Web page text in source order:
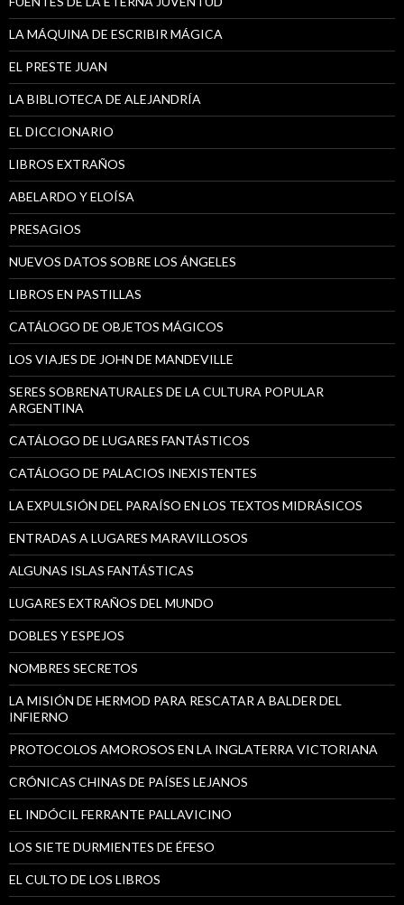
LA MÁQUINA DE ESCRIBIR MÁGICA
EL PRESTE JUAN
LA BIBLIOTECA DE ALEJANDRÍA
EL DICCIONARIO
LIBROS EXTRAÑOS
ABELARDO Y ELOÍSA
PRESAGIOS
NUEVOS DATOS SOBRE LOS ÁNGELES
LIBROS EN PASTILLAS
CATÁLOGO DE OBJETOS MÁGICOS
LOS VIAJES DE JOHN DE MANDEVILLE
SERES SOBRENATURALES DE LA CULTURA POPULAR
ARGENTINA
CATÁLOGO DE LUGARES FANTÁSTICOS
CATÁLOGO DE PALACIOS INEXISTENTES
LA EXPULSIÓN DEL PARAÍSO EN LOS TEXTOS MIDRÁSICOS
ENTRADAS A LUGARES MARAVILLOSOS
ALGUNAS ISLAS FANTÁSTICAS
LUGARES EXTRAÑOS DEL MUNDO
DOBLES Y ESPEJOS
NOMBRES SECRETOS
LA MISIÓN DE HERMOD PARA RESCATAR A BALDER DEL
INFIERNO
PROTOCOLOS AMOROSOS EN LA INGLATERRA VICTORIANA
CRÓNICAS CHINAS DE PAÍSES LEJANOS
EL INDÓCIL FERRANTE PALLAVICINO
LOS SIETE DURMIENTES DE ÉFESO
EL CULTO DE LOS LIBROS